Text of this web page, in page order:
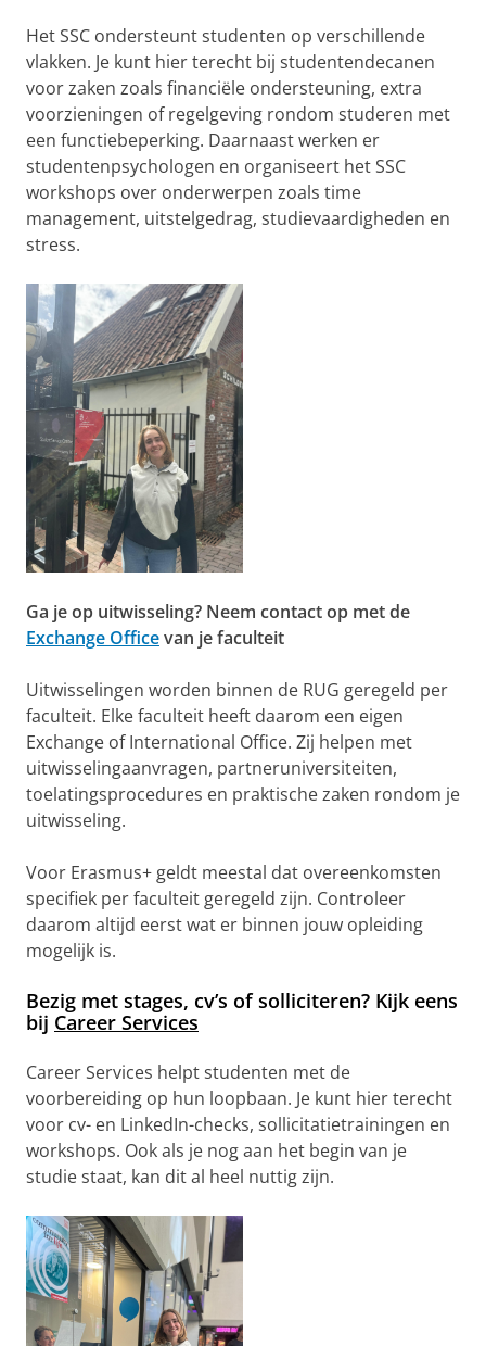
Het SSC ondersteunt studenten op verschillende
vlakken. Je kunt hier terecht bij studentendecanen
voor zaken zoals financiële ondersteuning, extra
voorzieningen of regelgeving rondom studeren met
een functiebeperking. Daarnaast werken er
studentenpsychologen en organiseert het SSC
workshops over onderwerpen zoals time
management, uitstelgedrag, studievaardigheden en
stress.
Ga je op uitwisseling? Neem contact op met de
Exchange Officevan je faculteit
Uitwisselingen worden binnen de RUG geregeld per
faculteit. Elke faculteit heeft daarom een eigen
Exchange of International Office. Zij helpen met
uitwisselingaanvragen, partneruniversiteiten,
toelatingsprocedures en praktische zaken rondom je
uitwisseling.
Voor Erasmus+ geldt meestal dat overeenkomsten
specifiek per faculteit geregeld zijn. Controleer
daarom altijd eerst wat er binnen jouw opleiding
mogelijk is.
Bezig met stages, cv’s of solliciteren? Kijk eens
bij Career Services
Career Services helpt studenten met de
voorbereiding op hun loopbaan. Je kunt hier terecht
voor cv- en LinkedIn-checks, sollicitatietrainingen en
workshops. Ook als je nog aan het begin van je
studie staat, kan dit al heel nuttig zijn.